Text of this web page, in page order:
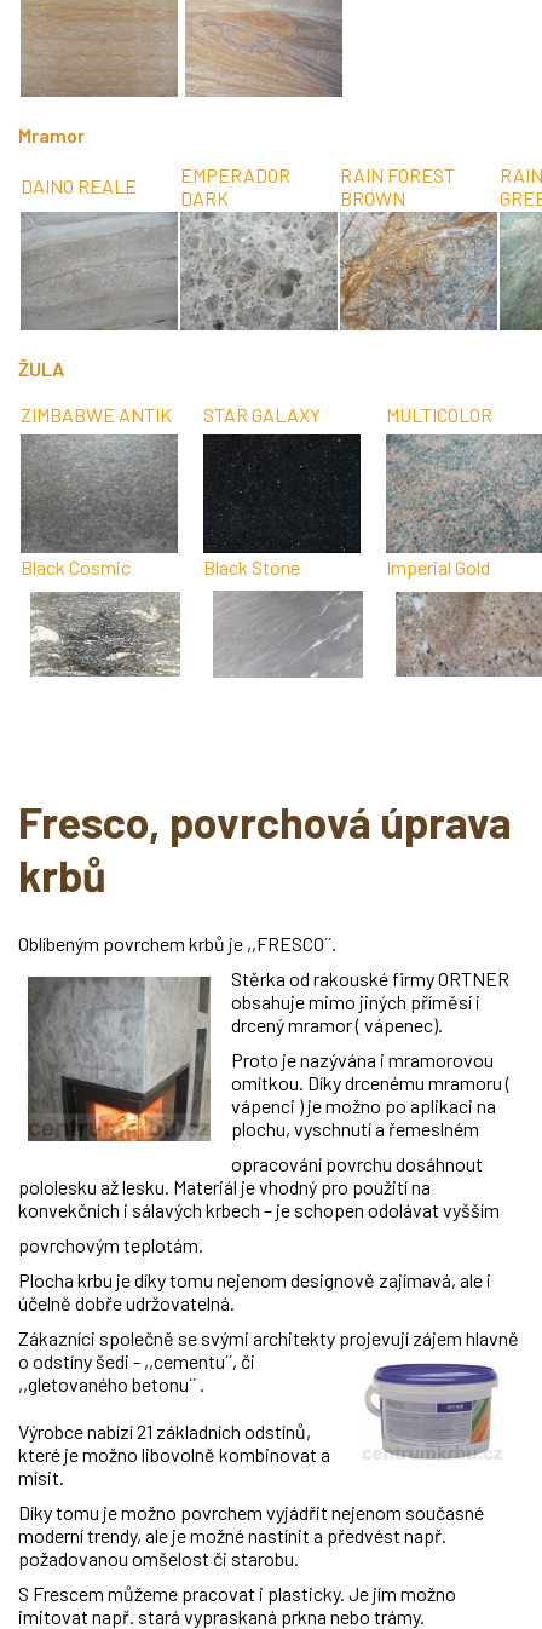
Mramor
DAINO REALE
EMPERADOR
DARK
RAIN FOREST
BROWN
ŽULA
ZIMBABWE ANTIK
STAR GALAXY MULTICOLOR
Black Cosmic Black Stone Imperial Gold
Fresco, povrchová úprava
krbů
Oblíbeným povrchem krbů je ,,FRESCO´´.
Stěrka od rakouské firmy ORTNER
obsahuje mimo jiných příměsí i
drcený mramor ( vápenec).
Proto je nazývána i mramorovou
omítkou. Díky drcenému mramoru (
vápenci ) je možno po aplikaci na
plochu, vyschnutí a řemeslném
opracování povrchu dosáhnout
pololesku až lesku. Materiál je vhodný pro použití na
konvekčních i sálavých krbech – je schopen odolávat vyšším
povrchovým teplotám.
Plocha krbu je díky tomu nejenom designově zajímavá, ale i
účelně dobře udržovatelná.
Zákazníci společně se svými architekty projevují zájem hlavně
o odstíny šedi - ,,cementu´´, či
,,gletovaného betonu´´ .
Výrobce nabízí 21 základních odstínů,
které je možno libovolně kombinovat a
mísit.
Díky tomu je možno povrchem vyjádřit nejenom současné
moderní trendy, ale je možné nastínit a předvést např.
požadovanou omšelost či starobu.
S Frescem můžeme pracovat i plasticky. Je jím možno
imitovat např. stará vypraskaná prkna nebo trámy.